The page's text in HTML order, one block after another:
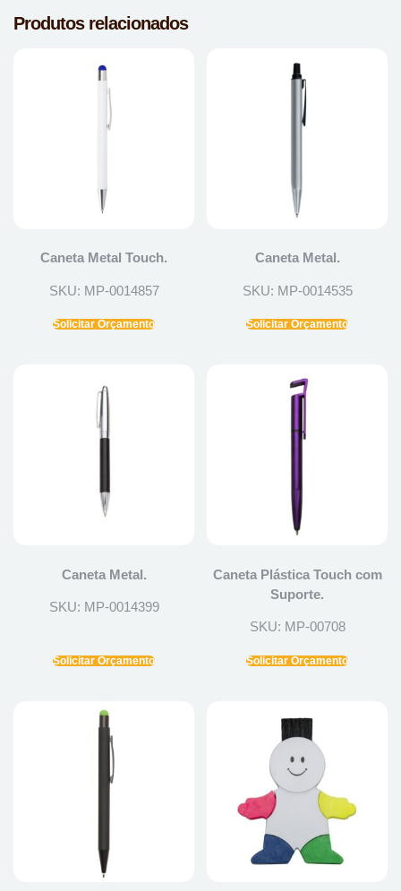
Produtos relacionados
Caneta Metal Touch.
SKU: MP-0014857
Solicitar Orçamento
Caneta Metal.
SKU: MP-0014535
Solicitar Orçamento
Caneta Metal.
SKU: MP-0014399
Solicitar Orçamento
Caneta Plástica Touch com
Suporte.
SKU: MP-00708
Solicitar Orçamento